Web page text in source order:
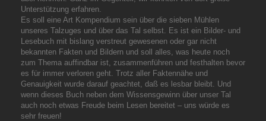
Unterstützung erfahren.
Es soll eine Art Kompendium sein über die sieben Mühlen
unseres Talzuges und über das Tal selbst. Es ist ein Bilder- und
Lesebuch mit bislang verstreut gewesenen oder gar nicht
bekannten Fakten und Bildern und soll alles, was heute noch
zum Thema auffindbar ist, zusammenführen und festhalten bevor
es für immer verloren geht. Trotz aller Faktennähe und
Genauigkeit wurde darauf geachtet, daß es lesbar bleibt. Und
wenn dieses Buch neben dem Wissensgewinn über unser Tal
auch noch etwas Freude beim Lesen bereitet – uns würde es
sehr freuen!